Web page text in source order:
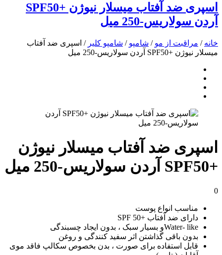
اسپری ضد آفتاب میسلار نیوژن +SPF50
آردن سولاریس-250 میل
خانه / مراقبت از مو / شامپو / شامپو کلیر / اسپری ضد آفتاب
میسلار نیوژن +SPF50 آردن سولاریس-250 میل
اسپری ضد آفتاب میسلار نیوژن
+SPF50 آردن سولاریس-250 میل
0
مناسب انواع پوست
دارای ضد آفتاب +SPF 50
Water- likeو بسیار سبک ، بدون ایجاد چسبندگی
بدون باقی گذاشتن اثر سفید کنندگی و روغن
قابل استفاده برای صورت ، بدن بخصوص سکالپ فاقد موی